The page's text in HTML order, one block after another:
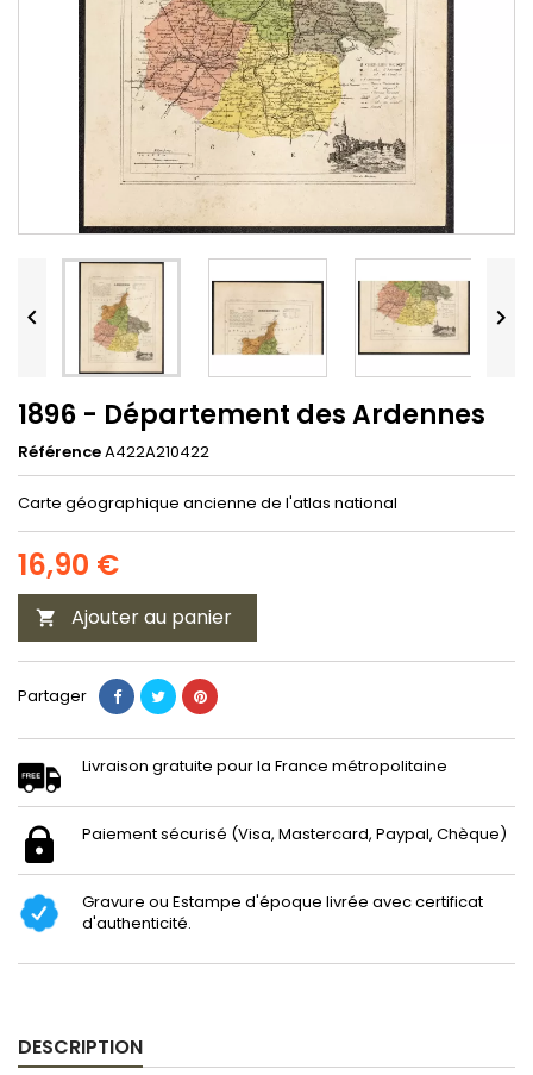
 
1896 - Département des Ardennes
RéférenceA422A210422
Carte géographique ancienne de l'atlas national
16,90 €
 Ajouter au panier
Partager
Livraison gratuite pour la France métropolitaine
Paiement sécurisé (Visa, Mastercard, Paypal, Chèque)
Gravure ou Estampe d'époque livrée avec certificat
d'authenticité.
DESCRIPTION